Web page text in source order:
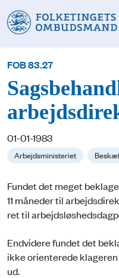
FOB 83.27
01-01-1983
Arbejdsministeriet
Fundet det meget
11 måneder til
ret til
Endvidere fundet det
ikke orienterede
ud.